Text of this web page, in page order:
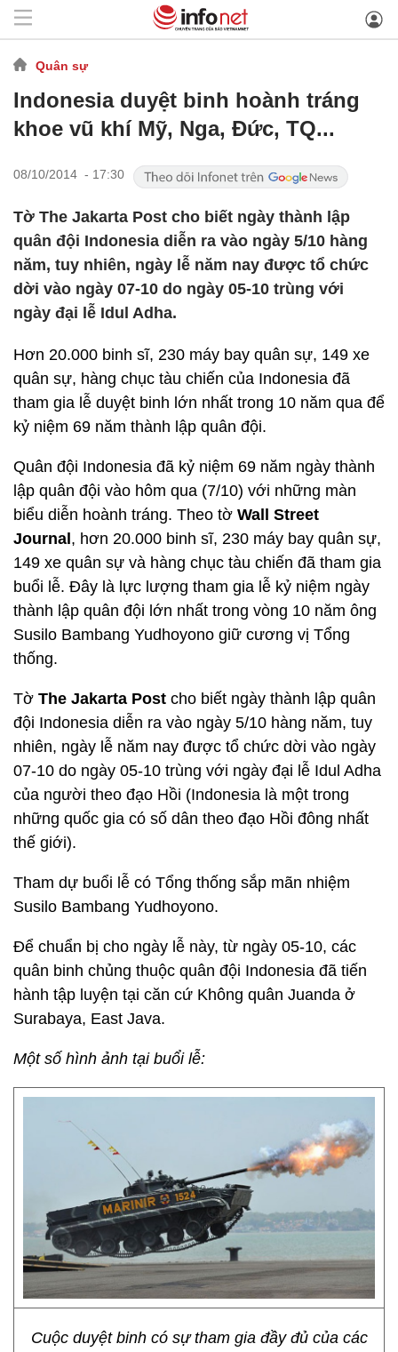
Quân sự
Indonesia duyệt binh hoành tráng
khoe vũ khí Mỹ, Nga, Đức, TQ...
08/10/2014 - 17:30
Tờ The Jakarta Post cho biết ngày thành lập
quân đội Indonesia diễn ra vào ngày 5/10 hàng
năm, tuy nhiên, ngày lễ năm nay được tổ chức
dời vào ngày 07-10 do ngày 05-10 trùng với
ngày đại lễ Idul Adha.
Hơn 20.000 binh sĩ, 230 máy bay quân sự, 149 xe
quân sự, hàng chục tàu chiến của Indonesia đã
tham gia lễ duyệt binh lớn nhất trong 10 năm qua để
kỷ niệm 69 năm thành lập quân đội.
Quân đội Indonesia đã kỷ niệm 69 năm ngày thành
lập quân đội vào hôm qua (7/10) với những màn
biểu diễn hoành tráng. Theo tờ Wall Street
Journal , hơn 20.000 binh sĩ, 230 máy bay quân sự,
149 xe quân sự và hàng chục tàu chiến đã tham gia
buổi lễ. Đây là lực lượng tham gia lễ kỷ niệm ngày
thành lập quân đội lớn nhất trong vòng 10 năm ông
Susilo Bambang Yudhoyono giữ cương vị Tổng
thống.
Tờ The Jakarta Post cho biết ngày thành lập quân
đội Indonesia diễn ra vào ngày 5/10 hàng năm, tuy
nhiên, ngày lễ năm nay được tổ chức dời vào ngày
07-10 do ngày 05-10 trùng với ngày đại lễ Idul Adha
của người theo đạo Hồi (Indonesia là một trong
những quốc gia có số dân theo đạo Hồi đông nhất
thế giới).
Tham dự buổi lễ có Tổng thống sắp mãn nhiệm
Susilo Bambang Yudhoyono.
Để chuẩn bị cho ngày lễ này, từ ngày 05-10, các
quân binh chủng thuộc quân đội Indonesia đã tiến
hành tập luyện tại căn cứ Không quân Juanda ở
Surabaya, East Java.
Một số hình ảnh tại buổi lễ:
Cuộc duyệt binh có sự tham gia đầy đủ của các